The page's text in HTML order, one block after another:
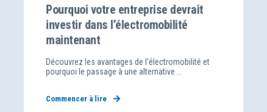
Pourquoi votre entreprise devrait
investir dans l’électromobilité
maintenant
Découvrez les avantages de l'électromobilité et
pourquoi le passage à une alternative ...
Commencer à lire